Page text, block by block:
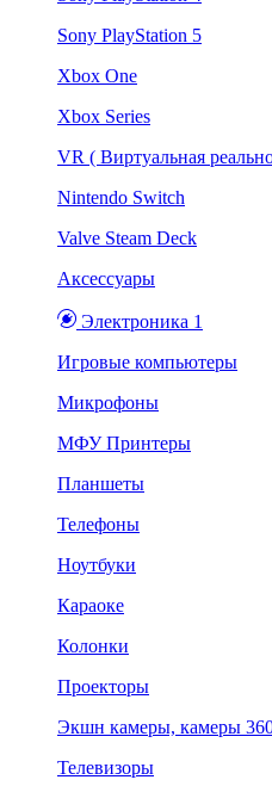
Sony PlayStation 5
Xbox One
Xbox Series
VR ( Виртуальная
Nintendo Switch
Valve Steam Deck
Аксессуары
Электроника 1
Игровые компьютеры
Микрофоны
МФУ Принтеры
Планшеты
Телефоны
Ноутбуки
Караоке
Колонки
Проекторы
Экшн камеры, камеры
Телевизоры